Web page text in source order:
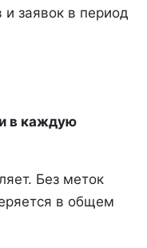
и заявок в период
в каждую
Без меток
в общем